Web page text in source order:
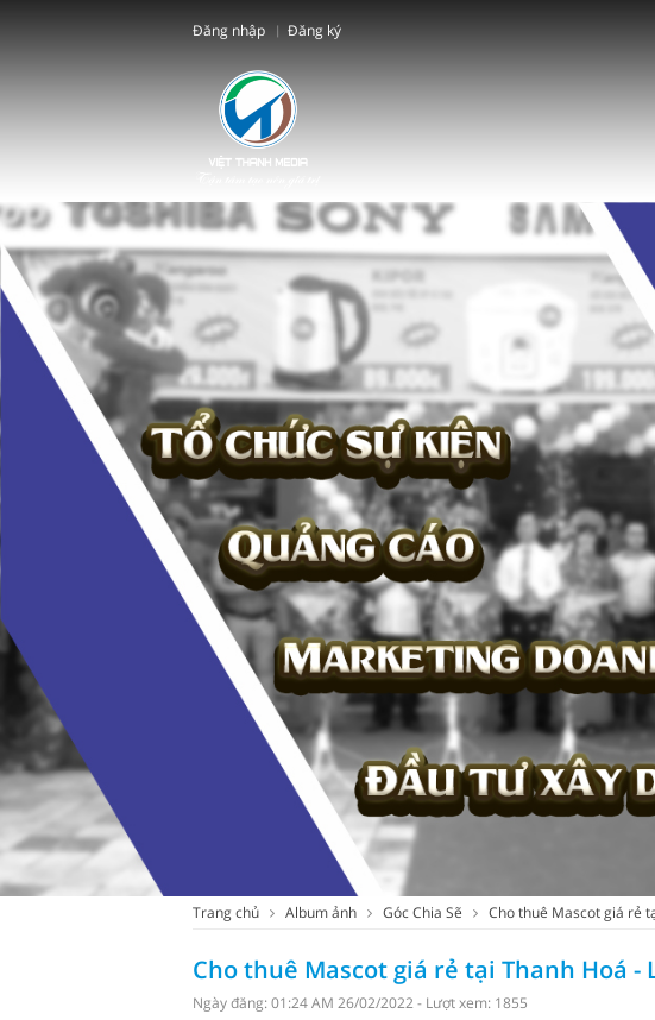
Đăng nhập Đăng ký
Trang chủ Album ảnh Góc Chia Sẽ Cho thuê Mascot giá rẻ
Cho thuê Mascot giá rẻ tại Thanh Hoá -
Ngày đăng: 01:24 AM 26/02/2022 - Lượt xem: 1855